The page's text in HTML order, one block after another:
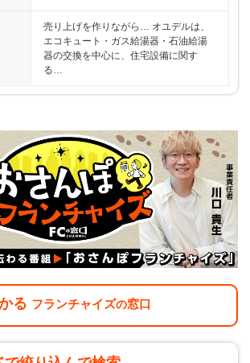
売り上げを作りながら… オユデルは、
エコキュート・ガス給湯器・石油給湯
器の交換を中心に、住宅設備に関す
る…
る フランチャイズの窓口